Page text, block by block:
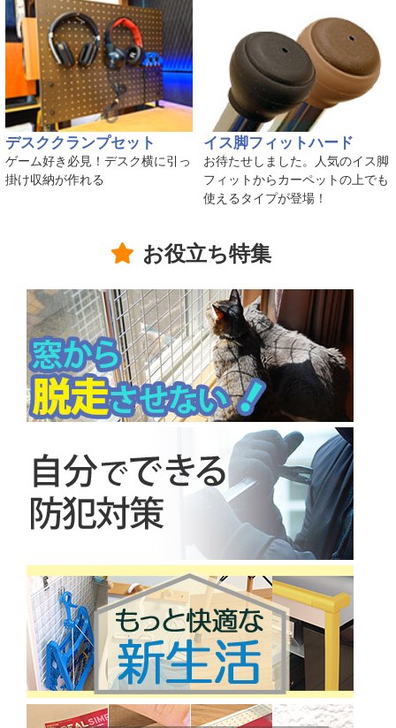
デスククランプセット
ゲーム好き必見！デスク横に引っ
掛け収納が作れる
イス脚フィットハード
お待たせしました。人気のイス脚
フィットからカーペットの上でも
使えるタイプが登場！
お役立ち特集